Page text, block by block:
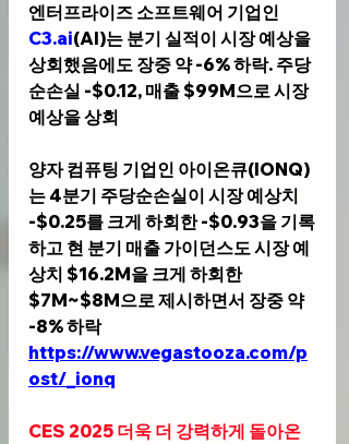
엔터프라이즈 소프트웨어 기업인
C3.ai(AI)는 분기 실적이 시장 예상을
상회했음에도 장중 약 -6% 하락. 주당
순손실 -$0.12, 매출 $99M으로 시장
예상을 상회
양자 컴퓨팅 기업인 아이온큐(IONQ)
는 4분기 주당순손실이 시장 예상치
-$0.25를 크게 하회한 -$0.93을 기록
하고 현 분기 매출 가이던스도 시장 예
상치 $16.2M을 크게 하회한
$7M~$8M으로 제시하면서 장중 약
-8% 하락
https://www.vegastooza.com/p
ost/_ionq
CES 2025 더욱 더 강력하게 돌아온